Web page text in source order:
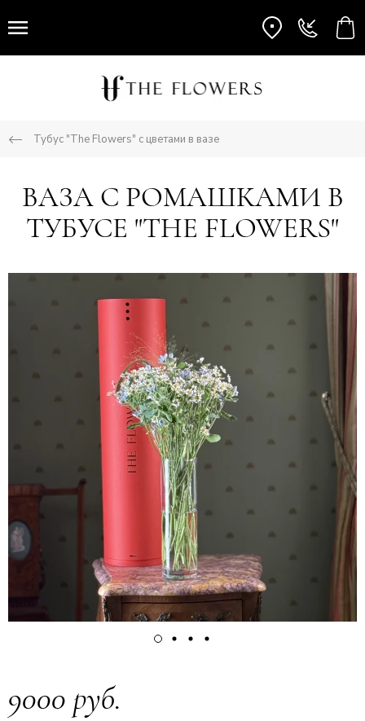
Тубус "The Flowers" с цветами в вазе
ВАЗА С РОМАШКАМИ В
ТУБУСЕ "THE FLOWERS"
9000 руб.